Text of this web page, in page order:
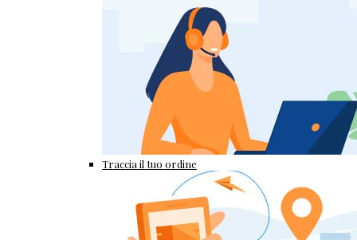
Traccia il tuo ordine